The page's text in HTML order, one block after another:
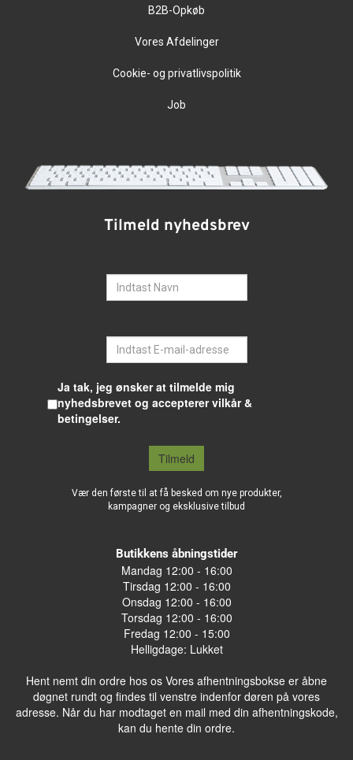
B2B-Opkøb
Vores Afdelinger
Cookie- og privatlivspolitik
Job
Tilmeld nyhedsbrev
Ja tak, jeg ønsker at tilmelde mig
nyhedsbrevet og accepterer vilkår &
betingelser.
Tilmeld
Vær den første til at få besked om nye produkter,
kampagner og eksklusive tilbud
Butikkens åbningstider
Mandag 12:00 - 16:00
Tirsdag 12:00 - 16:00
Onsdag 12:00 - 16:00
Torsdag 12:00 - 16:00
Fredag 12:00 - 15:00
Helligdage: Lukket
Hent nemt din ordre hos os Vores afhentningsbokse er åbne
døgnet rundt og findes til venstre indenfor døren på vores
adresse. Når du har modtaget en mail med din afhentningskode,
kan du hente din ordre.